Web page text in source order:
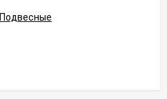
Подвесные